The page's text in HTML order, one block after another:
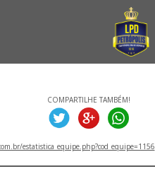
COMPARTILHE TAMBÉM!
estatistica_equipe.php?cod_equipe=1156